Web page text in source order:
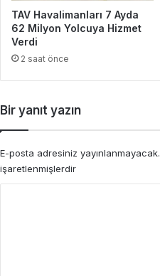
TAV Havalimanları 7 Ayda
62 Milyon Yolcuya Hizmet
Verdi
2 saat önce
Bir yanıt yazın
E-posta adresiniz yayınlanmayacak.
işaretlenmişlerdir